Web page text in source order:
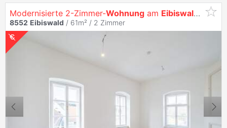
Modernisierte 2-Zimmer-Wohnung am Eibiswalder
8552 Eibiswald / 61m² / 2 Zimmer